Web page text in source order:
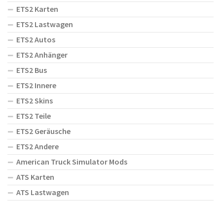
ETS2 Karten
ETS2 Lastwagen
ETS2 Autos
ETS2 Anhänger
ETS2 Bus
ETS2 Innere
ETS2 Skins
ETS2 Teile
ETS2 Geräusche
ETS2 Andere
American Truck Simulator Mods
ATS Karten
ATS Lastwagen